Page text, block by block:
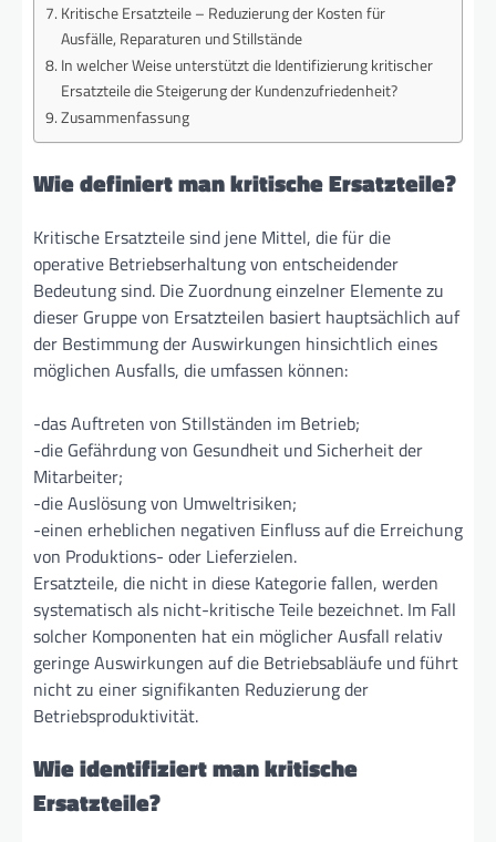
Kritische Ersatzteile – Reduzierung der Kosten für
Ausfälle, Reparaturen und Stillstände
In welcher Weise unterstützt die Identifizierung kritischer
Ersatzteile die Steigerung der Kundenzufriedenheit?
Zusammenfassung
Wie definiert man kritische Ersatzteile?
Kritische Ersatzteile sind jene Mittel, die für die
operative Betriebserhaltung von entscheidender
Bedeutung sind. Die Zuordnung einzelner Elemente zu
dieser Gruppe von Ersatzteilen basiert hauptsächlich auf
der Bestimmung der Auswirkungen hinsichtlich eines
möglichen Ausfalls, die umfassen können:
-das Auftreten von Stillständen im Betrieb;
-die Gefährdung von Gesundheit und Sicherheit der
Mitarbeiter;
-die Auslösung von Umweltrisiken;
-einen erheblichen negativen Einfluss auf die Erreichung
von Produktions- oder Lieferzielen.
Ersatzteile, die nicht in diese Kategorie fallen, werden
systematisch als nicht-kritische Teile bezeichnet. Im Fall
solcher Komponenten hat ein möglicher Ausfall relativ
geringe Auswirkungen auf die Betriebsabläufe und führt
nicht zu einer signifikanten Reduzierung der
Betriebsproduktivität.
Wie identifiziert man kritische
Ersatzteile?